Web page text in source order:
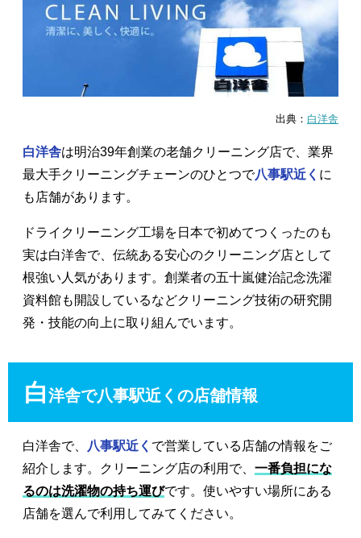
出典： 白洋舎
白洋舎は明治39年創業の老舗クリーニング店で、業界
最大手クリーニングチェーンのひとつで八事駅近く に
も店舗があります。
ドライクリーニング工場を日本で初めてつくったのも
実は白洋舎で、伝統ある安心のクリーニング店として
根強い人気があります。創業者の五十嵐健治記念洗濯
資料館も開設しているなどクリーニング技術の研究開
発・技能の向上に取り組んでいます。
白洋舎で八事駅近くの店舗情報
白洋舎で、 八事駅近く で営業している店舗の情報をご
紹介します。クリーニング店の利用で、 一番負担にな
るのは洗濯物の持ち運びです。使いやすい場所にある
店舗を選んで利用してみてください。